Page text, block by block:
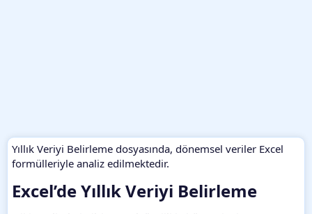
Yıllık Veriyi Belirleme dosyasında, dönemsel veriler Excel
formülleriyle analiz edilmektedir.
Excel’de Yıllık Veriyi Belirleme​